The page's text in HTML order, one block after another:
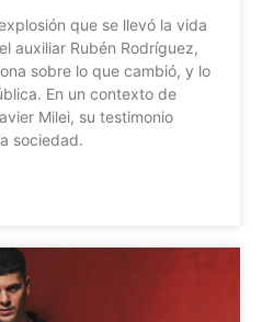
que se llevó la vida
auxiliar Rubén Rodríguez,
sobre lo que cambió, y lo
En un contexto de
Milei, su testimonio
sociedad.